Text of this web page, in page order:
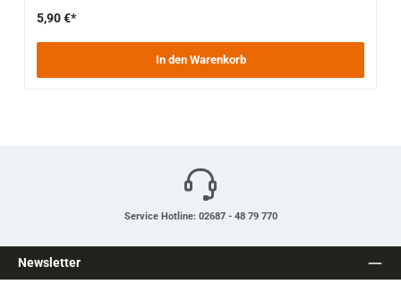
5,90 €*
In den Warenkorb
Service Hotline: 02687 - 48 79 770
Newsletter